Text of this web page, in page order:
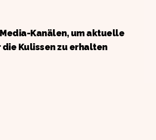
Kanälen, um aktuelle
Kulissen zu erhalten